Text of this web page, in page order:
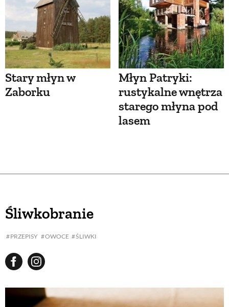
Stary młyn w
Zaborku
Młyn Patryki:
rustykalne wnętrza
starego młyna pod
lasem
Śliwkobranie
PRZEPISY OWOCE ŚLIWKI